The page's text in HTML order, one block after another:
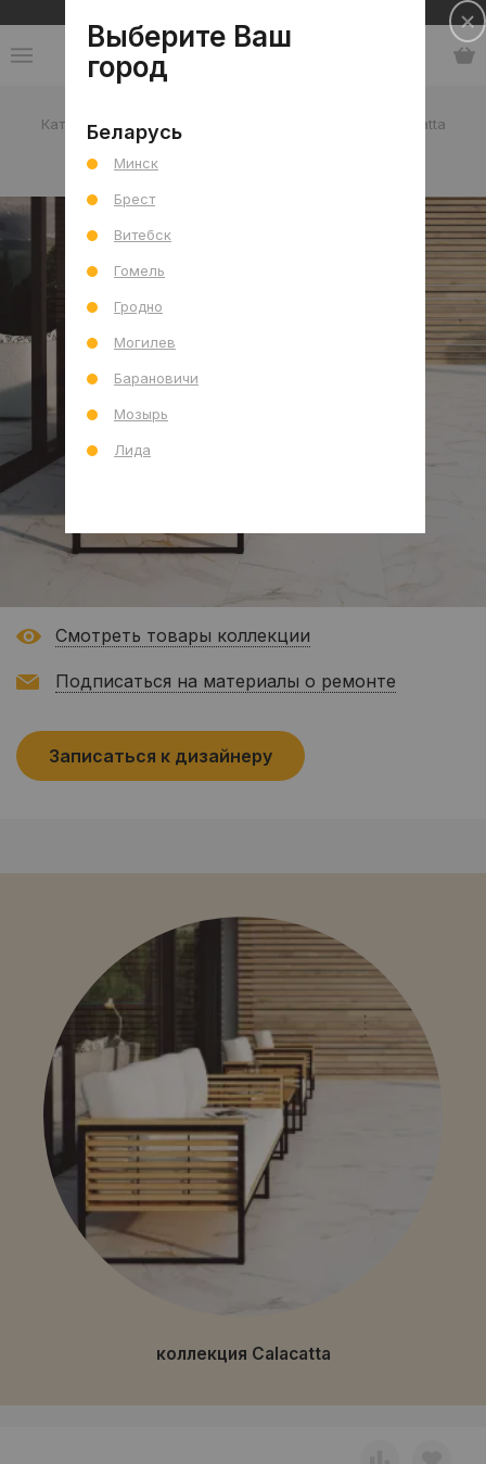
Каталог коллекция Calacatta
коллекция Calacatta
Смотреть товары коллекции
Подписаться на материалы о ремонте
Записаться к дизайнеру
коллекция Calacatta
Выберите Ваш
город
Беларусь
Минск
Брест
Витебск
Гомель
Гродно
Могилев
Барановичи
Мозырь
Лида